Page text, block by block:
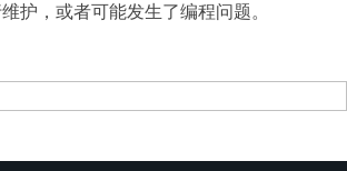
护，或者可能发生了编程问题。